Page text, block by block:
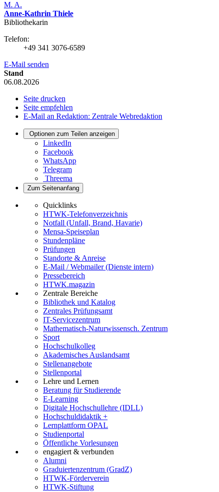
M. A.
Anne-Kathrin Thiele
Bibliothekarin
Telefon:
+49 341 3076-6589
E-Mail senden
Stand
06.08.2026
Seite drucken
Seite empfehlen
E-Mail an Redaktion: Zentrale Webredaktion
Optionen zum Teilen anzeigen
LinkedIn
Facebook
WhatsApp
Telegram
Threema
Zum Seitenanfang
Quicklinks
HTWK-Telefonverzeichnis
Notfall (Unfall, Brand, Havarie)
Mensa-Speiseplan
Stundenpläne
Prüfungen
Standorte & Anreise
E-Mail / Webmailer (Dienste intern)
Pressebereich
HTWK.magazin
Zentrale Bereiche
Bibliothek und Katalog
Zentrales Prüfungsamt
IT-Servicezentrum
Mathematisch-Naturwissensch. Zentrum
Sport
Hochschulkolleg
Akademisches Auslandsamt
Stellenangebote
Stellenportal
Lehre und Lernen
Beratung für Studierende
E-Learning
Digitale Hochschullehre (IDLL)
Hochschuldidaktik +
Lernplattform OPAL
Studienportal
Öffentliche Vorlesungen
engagiert & verbunden
Alumni
Graduiertenzentrum (GradZ)
HTWK-Förderverein
HTWK-Stiftung